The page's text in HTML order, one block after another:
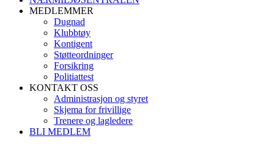
MEDLEMMER
Dugnad
Klubbtøy
Kontigent
Støtteordninger
Forsikring
Politiattest
KONTAKT OSS
Administrasjon og styret
Skjema for frivillige
Trenere og lagledere
BLI MEDLEM